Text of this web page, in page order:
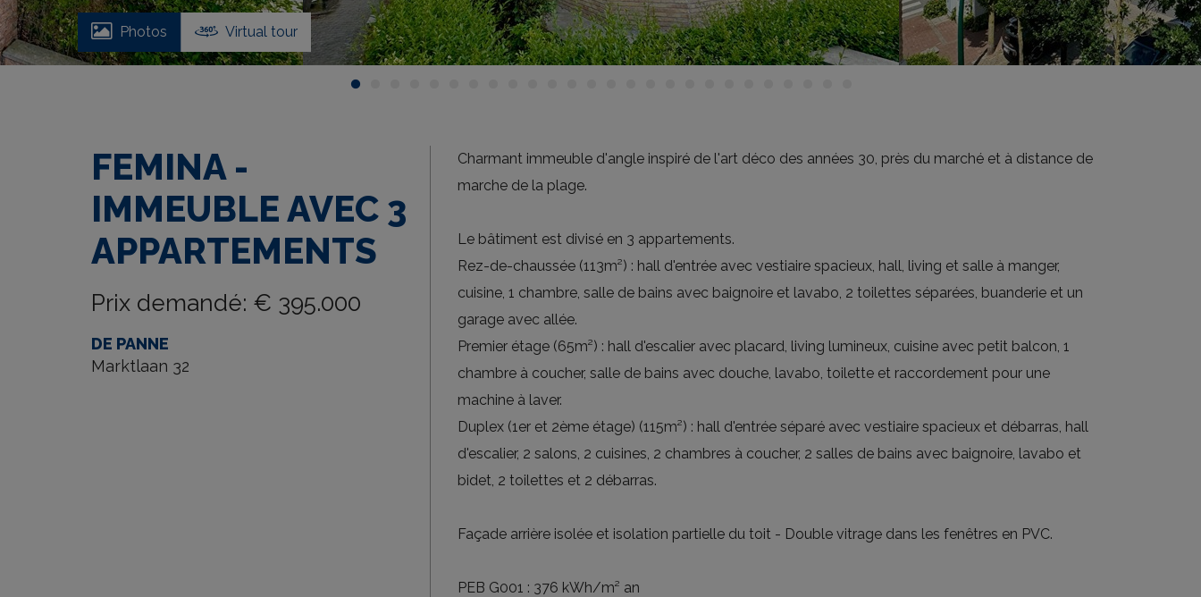
Photos Virtual tour
FEMINA -
IMMEUBLE AVEC 3
APPARTEMENTS
Prix demandé: € 395.000
DE PANNE
Marktlaan 32
Charmant immeuble d'angle inspiré de l'art déco des années 30, près du marché et à distance de
marche de la plage.
Le bâtiment est divisé en 3 appartements.
Rez-de-chaussée (113m²) : hall d'entrée avec vestiaire spacieux, hall, living et salle à manger,
cuisine, 1 chambre, salle de bains avec baignoire et lavabo, 2 toilettes séparées, buanderie et un
garage avec allée.
Premier étage (65m²) : hall d'escalier avec placard, living lumineux, cuisine avec petit balcon, 1
chambre à coucher, salle de bains avec douche, lavabo, toilette et raccordement pour une
machine à laver.
Duplex (1er et 2ème étage) (115m²) : hall d'entrée séparé avec vestiaire spacieux et débarras, hall
d'escalier, 2 salons, 2 cuisines, 2 chambres à coucher, 2 salles de bains avec baignoire, lavabo et
bidet, 2 toilettes et 2 débarras.
Façade arrière isolée et isolation partielle du toit - Double vitrage dans les fenêtres en PVC.
PEB G001 : 376 kWh/m² an